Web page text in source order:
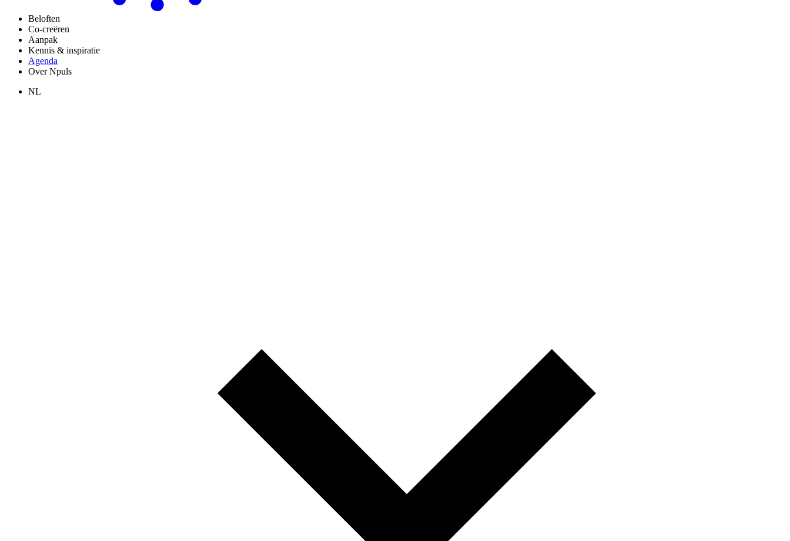
Beloften
Co-creëren
Aanpak
Kennis & inspiratie
Agenda
Over Npuls
NL